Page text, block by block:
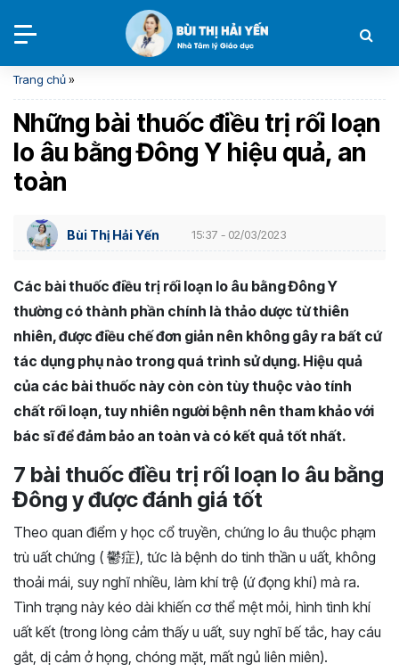
Trang chủ»
Những bài thuốc điều trị rối loạn
lo âu bằng Đông Y hiệu quả, an
toàn
Bùi Thị Hải Yến 15:37 - 02/03/2023
Các bài thuốc điều trị rối loạn lo âu bằng Đông Y
thường có thành phần chính là thảo dược từ thiên
nhiên, được điều chế đơn giản nên không gây ra bất cứ
tác dụng phụ nào trong quá trình sử dụng. Hiệu quả
của các bài thuốc này còn còn tùy thuộc vào tính
chất rối loạn, tuy nhiên người bệnh nên tham khảo với
bác sĩ để đảm bảo an toàn và có kết quả tốt nhất.
7 bài thuốc điều trị rối loạn lo âu bằng
Đông y được đánh giá tốt
Theo quan điểm y học cổ truyền, chứng lo âu thuộc phạm
trù uất chứng ( 鬱症), tức là bệnh do tinh thần u uất, không
thoải mái, suy nghĩ nhiều, làm khí trệ (ứ đọng khí) mà ra.
Tình trạng này kéo dài khiến cơ thể mệt mỏi, hình tình khí
uất kết (trong lòng cảm thấy u uất, suy nghĩ bế tắc, hay cáu
gắt, dị cảm ở họng, chóng mặt, mất ngủ liên miên).